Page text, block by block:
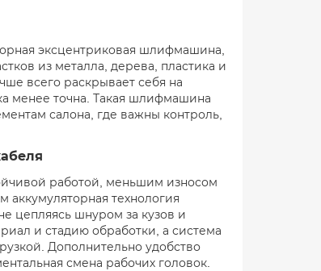
эксцентриковая шлифмашина,
из металла, дерева, пластика и
всего раскрывает себя на
менее точна. Такая шлифмашина
салона, где важны контроль,
работой, меньшим износом
технология
цепляясь шнуром за кузов и
и стадию обработки, а система
Дополнительно удобство
смена рабочих головок.